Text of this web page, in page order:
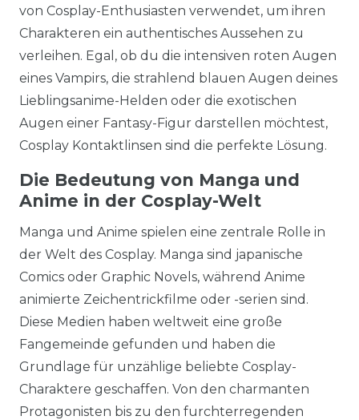
von Cosplay-Enthusiasten verwendet, um ihren
Charakteren ein authentisches Aussehen zu
verleihen. Egal, ob du die intensiven roten Augen
eines Vampirs, die strahlend blauen Augen deines
Lieblingsanime-Helden oder die exotischen
Augen einer Fantasy-Figur darstellen möchtest,
Cosplay Kontaktlinsen sind die perfekte Lösung.
Die Bedeutung von Manga und
Anime in der Cosplay-Welt
Manga und Anime spielen eine zentrale Rolle in
der Welt des Cosplay. Manga sind japanische
Comics oder Graphic Novels, während Anime
animierte Zeichentrickfilme oder -serien sind.
Diese Medien haben weltweit eine große
Fangemeinde gefunden und haben die
Grundlage für unzählige beliebte Cosplay-
Charaktere geschaffen. Von den charmanten
Protagonisten bis zu den furchterregenden